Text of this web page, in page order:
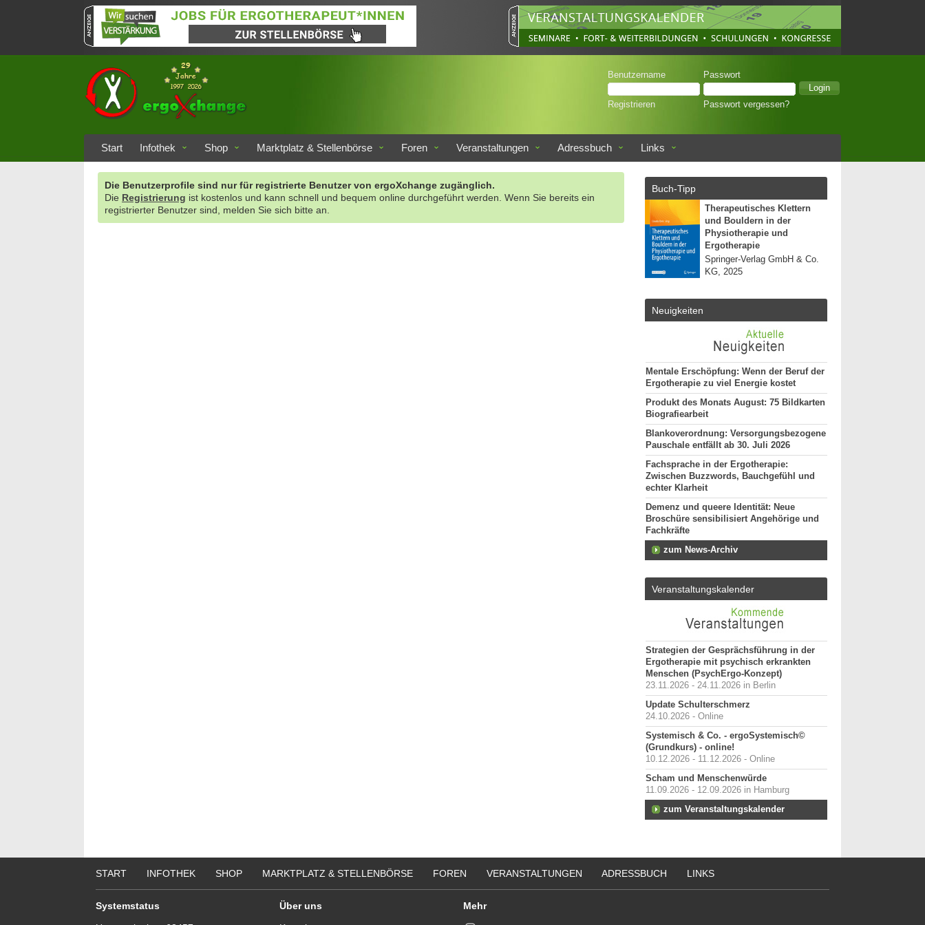
Benutzername Passwort
Registrieren Passwort vergessen?
Start Infothek Shop Marktplatz & Stellenbörse Foren Veranstaltungen Adressbuch Links
Die Benutzerprofile sind nur für registrierte Benutzer von ergoXchange zugänglich.
Die Registrierung ist kostenlos und kann schnell und bequem online durchgeführt werden. Wenn Sie bereits ein
registrierter Benutzer sind, melden Sie sich bitte an.
Buch-Tipp
Therapeutisches Klettern
und Bouldern in der
Physiotherapie und
Ergotherapie
Springer-Verlag GmbH & Co.
KG, 2025
Neuigkeiten
Mentale Erschöpfung: Wenn der Beruf der
Ergotherapie zu viel Energie kostet
Produkt des Monats August: 75 Bildkarten
Biografiearbeit
Blankoverordnung: Versorgungsbezogene
Pauschale entfällt ab 30. Juli 2026
Fachsprache in der Ergotherapie:
Zwischen Buzzwords, Bauchgefühl und
echter Klarheit
Demenz und queere Identität: Neue
Broschüre sensibilisiert Angehörige und
Fachkräfte
zum News-Archiv
Veranstaltungskalender
Strategien der Gesprächsführung in der
Ergotherapie mit psychisch erkrankten
Menschen (PsychErgo-Konzept)
23.11.2026 - 24.11.2026 in Berlin
Update Schulterschmerz
24.10.2026 - Online
Systemisch & Co. - ergoSystemisch©
(Grundkurs) - online!
10.12.2026 - 11.12.2026 - Online
Scham und Menschenwürde
11.09.2026 - 12.09.2026 in Hamburg
zum Veranstaltungskalender
START INFOTHEK SHOP MARKTPLATZ & STELLENBÖRSE FOREN VERANSTALTUNGEN ADRESSBUCH LINKS
Systemstatus
Über uns
Mehr